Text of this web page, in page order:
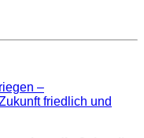
–
friedlich und